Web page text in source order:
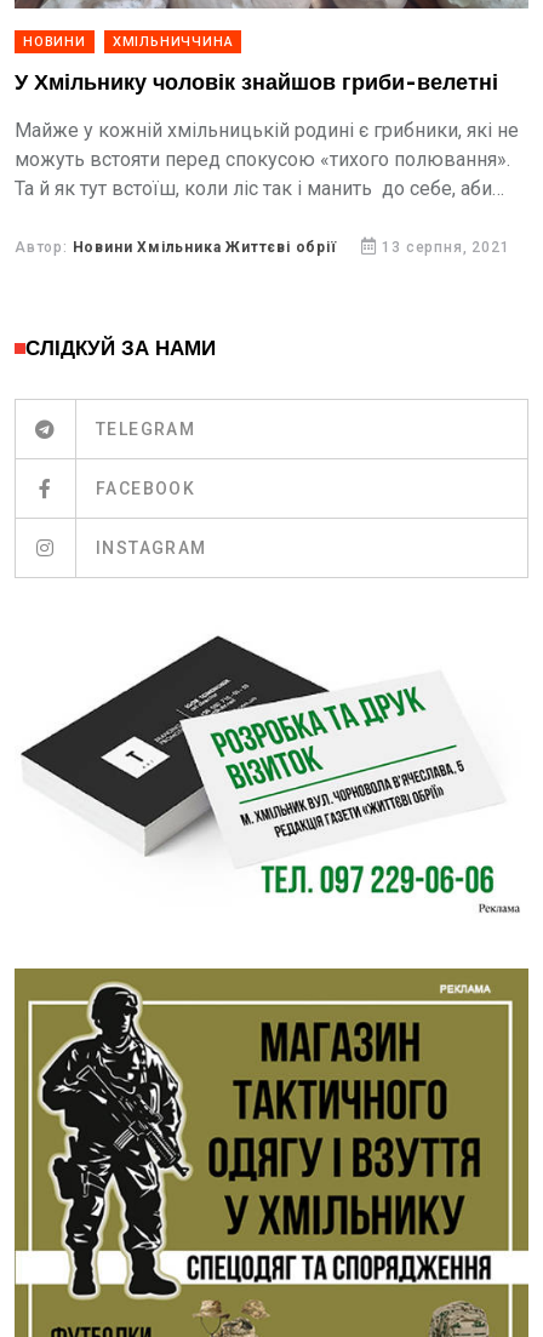
НОВИНИ ХМІЛЬНИЧЧИНА
У Хмільнику чоловік знайшов гриби-велетні
Майже у кожній хмільницькій родині є грибники, які не
можуть встояти перед спокусою «тихого полювання».
Та й як тут встоїш, коли ліс так і манить до себе, аби
Автор: Новини Хмільника Життєві обрії 13 серпня, 2021
СЛІДКУЙ ЗА НАМИ
TELEGRAM
FACEBOOK
INSTAGRAM